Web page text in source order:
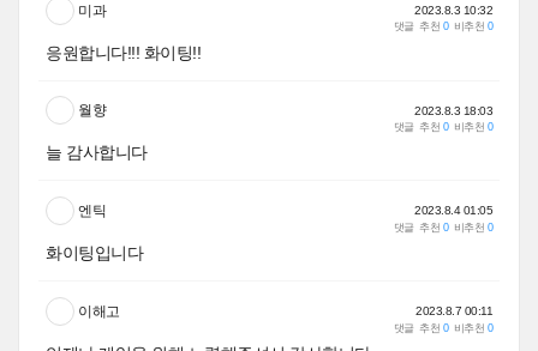
미과 2023.8.3 10:32
댓글 추천 0 비추천 0
응원합니다!!! 화이팅!!
월향 2023.8.3 18:03
댓글 추천 0 비추천 0
늘 감사합니다
엔틱 2023.8.4 01:05
댓글 추천 0 비추천 0
화이팅입니다
이해고 2023.8.7 00:11
댓글 추천 0 비추천 0